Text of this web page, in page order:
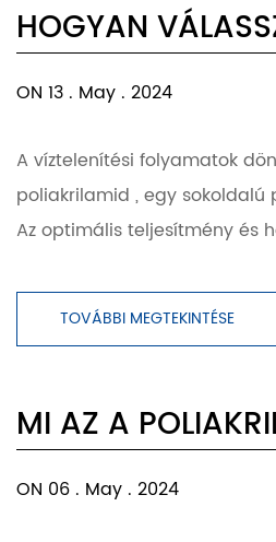
HOGYAN
ON 13 . May . 2024
A víztelenítési folyamatok
poliakrilamid , egy sokoldalú
Az optimális teljesítmény és
TOVÁBBI MEGTEKINTÉSE
MI AZ A
ON 06 . May . 2024